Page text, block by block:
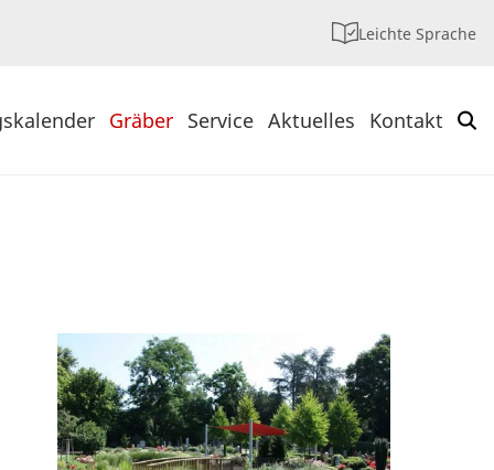
Leichte Sprache
Gräber Service Aktuelles Kontakt